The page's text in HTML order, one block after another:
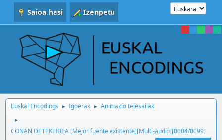
Saioa hasi Izenpetu
Euskal Encodings ► Igoerak ► Animazio telesailak
►
CONAN DETEKTIBEA [Mejor fuente existente][Multi-audio][0004/0099]